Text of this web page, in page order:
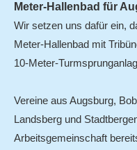
Links
Schwimmen
Trainingszeiten
Meter-Hallenbad für
Wir setzen uns dafür ein,
Meter-Hallenbad mit
10-Meter-
Vereine aus Augsburg,
Landsberg und
Arbeitsgemeinschaft